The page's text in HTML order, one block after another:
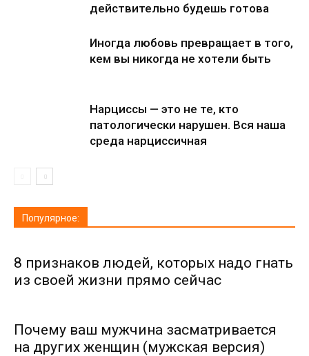
действительно будешь готова
Иногда любовь превращает в того,
кем вы никогда не хотели быть
Нарциссы — это не те, кто
патологически нарушен. Вся наша
среда нарциссичная
Популярное:
8 признаков людей, которых надо гнать
из своей жизни прямо сейчас
Почему ваш мужчина засматривается
на других женщин (мужская версия)